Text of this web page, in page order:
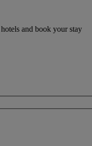
and book your stay